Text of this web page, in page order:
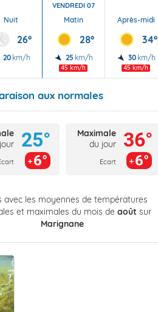
Nuit
26°
20 km/h
VENDREDI 07
Matin
28°
25 km/h
45 km/h
Après-midi
34°
30 km/h
45 km/h
aux normales
25°
6°
Maximale
du jour
Ecart
36°
6°
avec les moyennes de températures
et maximales du mois de août sur
Marignane